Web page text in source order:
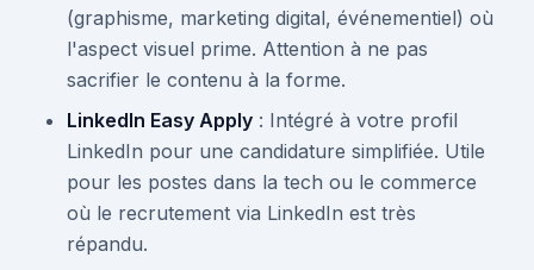
(graphisme, marketing digital, événementiel) où
l'aspect visuel prime. Attention à ne pas
sacrifier le contenu à la forme.
LinkedIn Easy Apply : Intégré à votre profil
LinkedIn pour une candidature simplifiée. Utile
pour les postes dans la tech ou le commerce
où le recrutement via LinkedIn est très
répandu.